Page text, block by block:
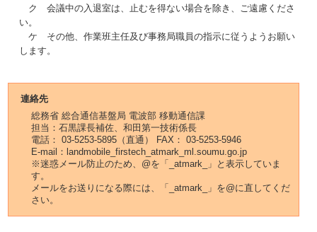
ク 会議中の入退室は、止むを得ない場合を除き、ご遠慮くださ
い。
ケ その他、作業班主任及び事務局職員の指示に従うようお願い
します。
連絡先
総務省 総合通信基盤局 電波部 移動通信課
担当：石黒課長補佐、和田第一技術係長
電話： 03-5253-5895（直通） FAX： 03-5253-5946
E-mail：landmobile_firstech_atmark_ml.soumu.go.jp
※迷惑メール防止のため、@を「_atmark_」と表示していま
す。
メールをお送りになる際には、「_atmark_」を@に直してくだ
さい。